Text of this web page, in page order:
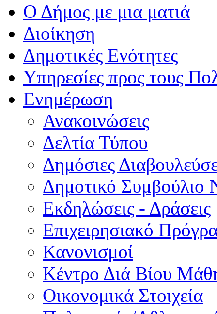
Ο Δήμος με μια ματιά
Διοίκηση
Δημοτικές Ενότητες
Υπηρεσίες προς τους
Ενημέρωση
Ανακοινώσεις
Δελτία Τύπου
Δημόσιες
Δημοτικό Συμβούλιο
Εκδηλώσεις - Δράσεις
Επιχειρησιακό
Κανονισμοί
Κέντρο Διά Βίου
Οικονομικά Στοιχεία